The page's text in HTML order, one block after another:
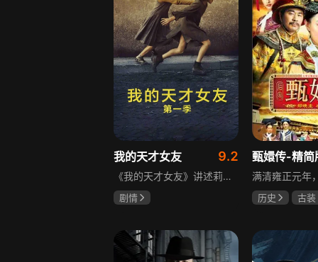
我的天才女友 9.2
《我的天才女友》讲述莉拉和莱侬这对好朋友的童年与少年时代。故事从友情开始，描绘女性友情的微妙变化——她们相互支持、妒忌和猜疑，又不断向外拓展，在与外部世界的试探中为自己塑形。莉拉聪明漂亮，莱侬羡慕她的天赋与决断力，两人都视对方为隐秘镜子，暗暗角力，展现女性成长中的复杂关系与自我探寻。
剧情
玛格丽塔·马祖可
甄嬛传-精简
历史
古装